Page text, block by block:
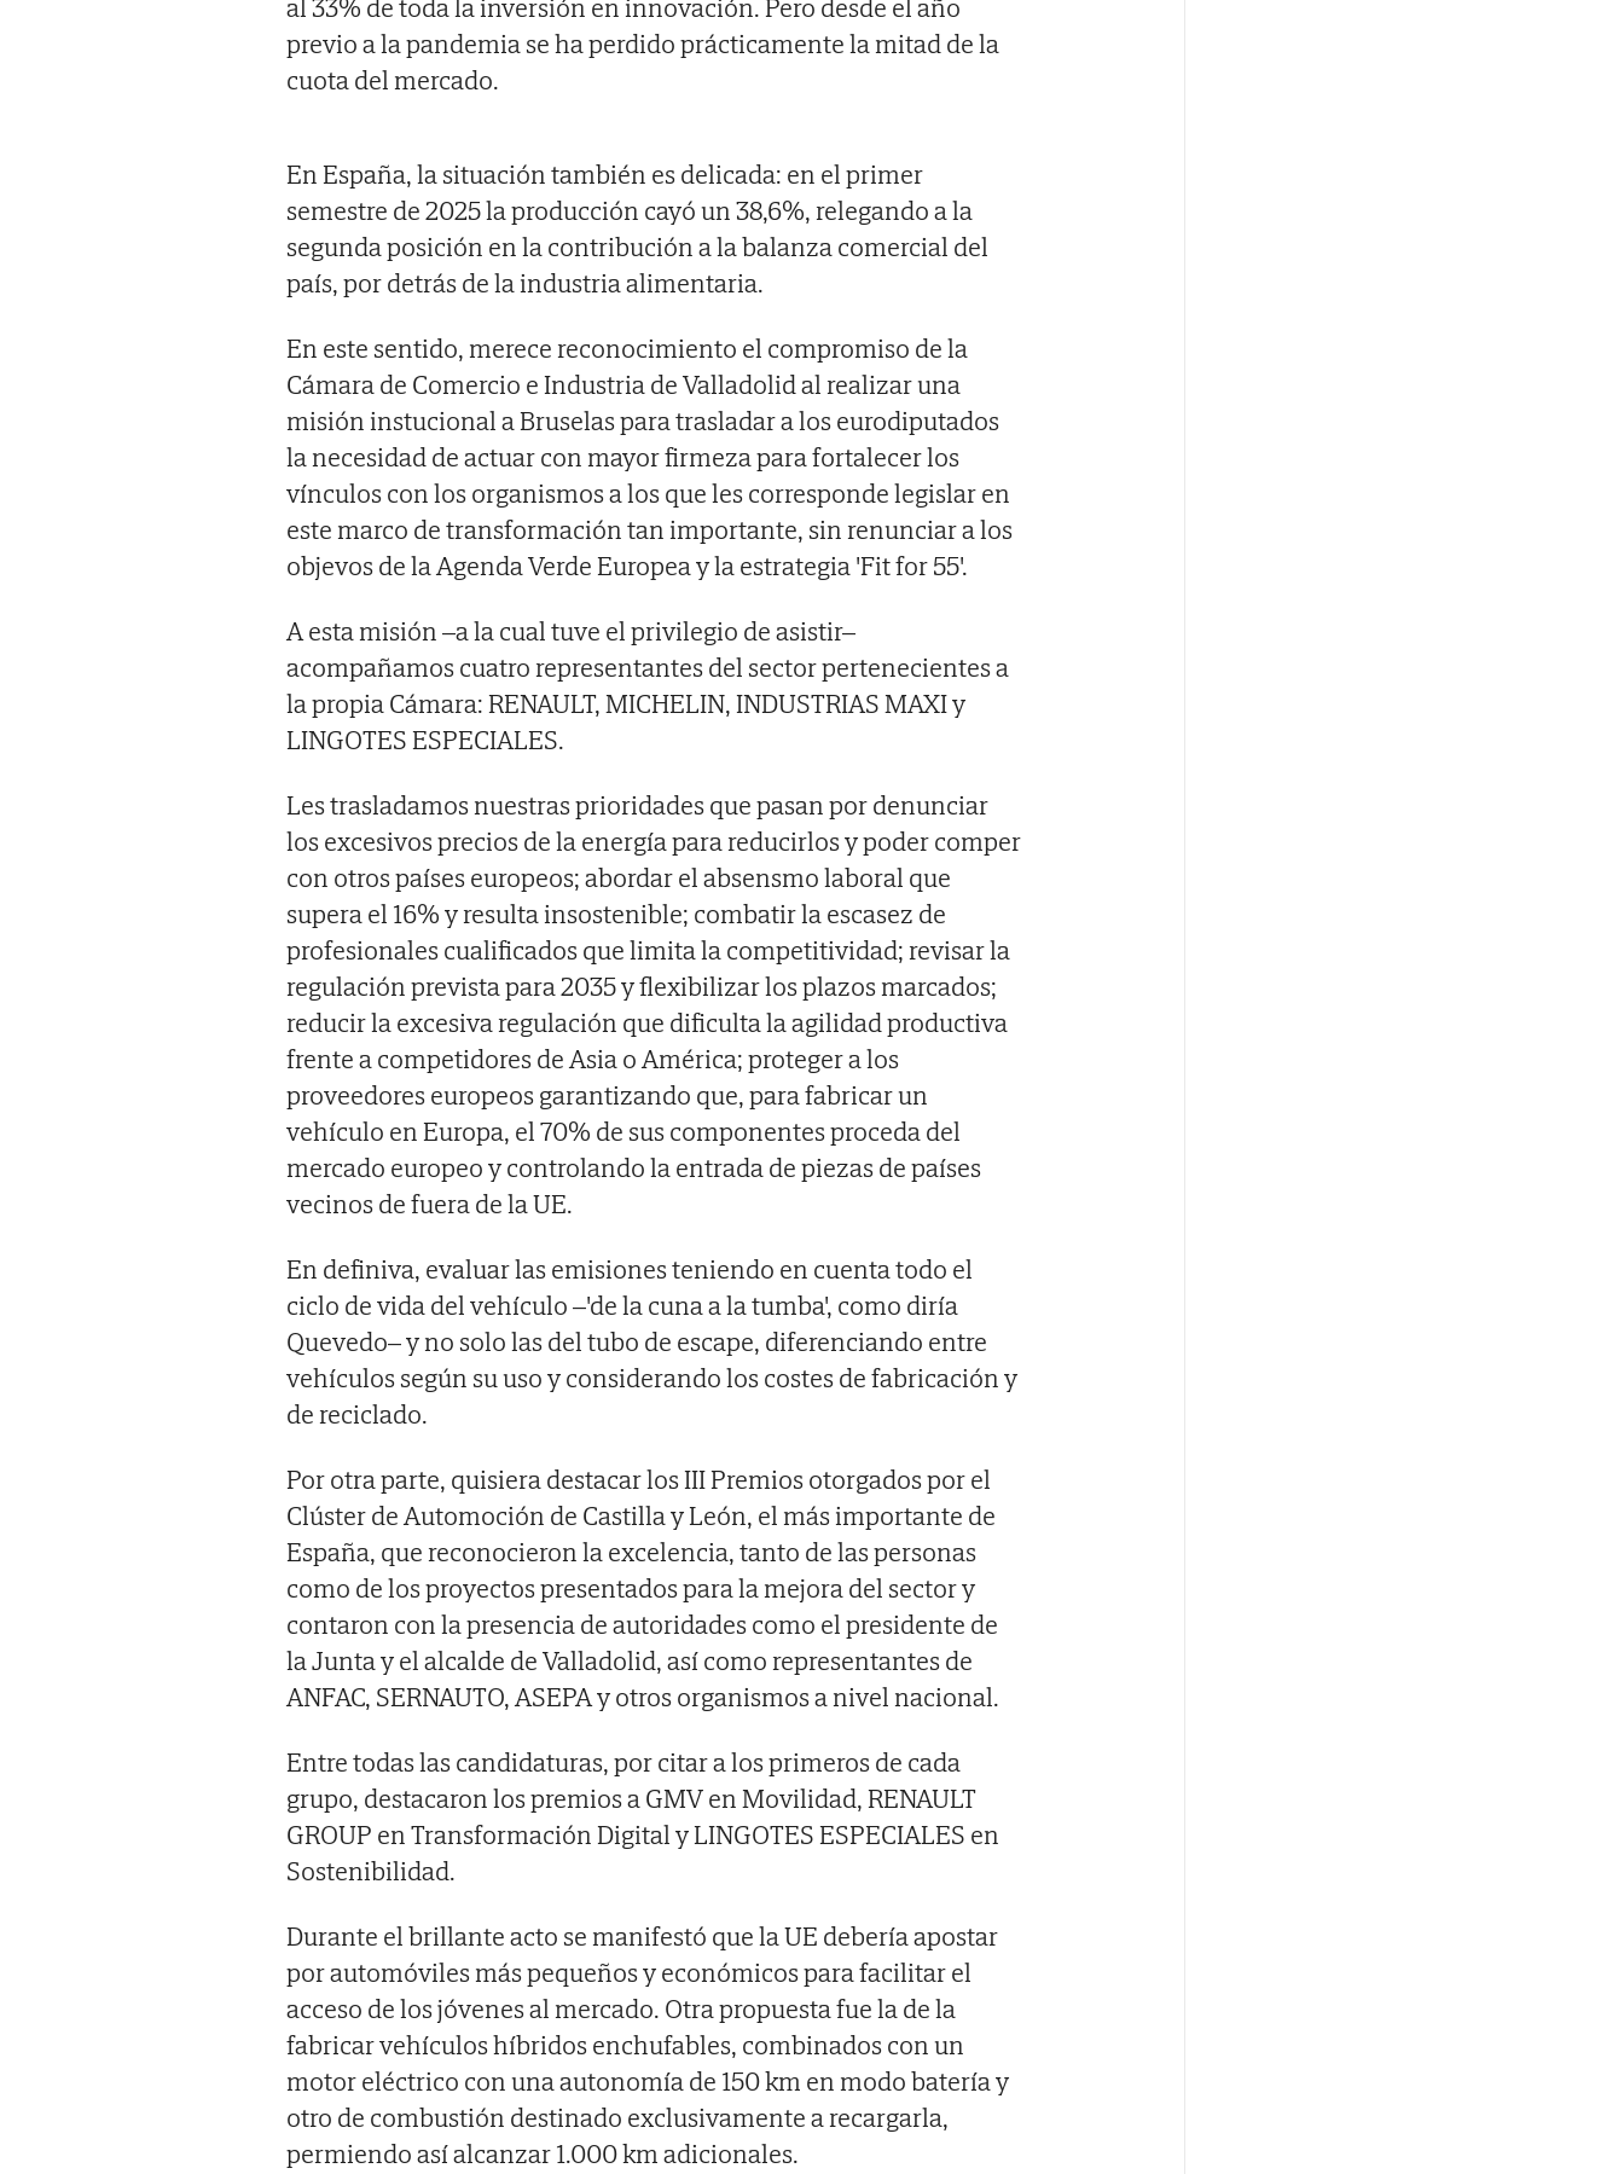
al 33% de toda la inversión en innovación. Pero desde el año
previo a la pandemia se ha perdido prácticamente la mitad de la
cuota del mercado.
En España, la situación también es delicada: en el primer
semestre de 2025 la producción cayó un 38,6%, relegando a la
segunda posición en la contribución a la balanza comercial del
país, por detrás de la industria alimentaria.
En este sentido, merece reconocimiento el compromiso de la
Cámara de Comercio e Industria de Valladolid al realizar una
misión instucional a Bruselas para trasladar a los eurodiputados
la necesidad de actuar con mayor firmeza para fortalecer los
vínculos con los organismos a los que les corresponde legislar en
este marco de transformación tan importante, sin renunciar a los
objevos de la Agenda Verde Europea y la estrategia 'Fit for 55'.
A esta misión –a la cual tuve el privilegio de asistir–
acompañamos cuatro representantes del sector pertenecientes a
la propia Cámara: RENAULT, MICHELIN, INDUSTRIAS MAXI y
LINGOTES ESPECIALES.
Les trasladamos nuestras prioridades que pasan por denunciar
los excesivos precios de la energía para reducirlos y poder comper
con otros países europeos; abordar el absensmo laboral que
supera el 16% y resulta insostenible; combatir la escasez de
profesionales cualificados que limita la competitividad; revisar la
regulación prevista para 2035 y flexibilizar los plazos marcados;
reducir la excesiva regulación que dificulta la agilidad productiva
frente a competidores de Asia o América; proteger a los
proveedores europeos garantizando que, para fabricar un
vehículo en Europa, el 70% de sus componentes proceda del
mercado europeo y controlando la entrada de piezas de países
vecinos de fuera de la UE.
En definiva, evaluar las emisiones teniendo en cuenta todo el
ciclo de vida del vehículo –'de la cuna a la tumba', como diría
Quevedo– y no solo las del tubo de escape, diferenciando entre
vehículos según su uso y considerando los costes de fabricación y
de reciclado.
Por otra parte, quisiera destacar los III Premios otorgados por el
Clúster de Automoción de Castilla y León, el más importante de
España, que reconocieron la excelencia, tanto de las personas
como de los proyectos presentados para la mejora del sector y
contaron con la presencia de autoridades como el presidente de
la Junta y el alcalde de Valladolid, así como representantes de
ANFAC, SERNAUTO, ASEPA y otros organismos a nivel nacional.
Entre todas las candidaturas, por citar a los primeros de cada
grupo, destacaron los premios a GMV en Movilidad, RENAULT
GROUP en Transformación Digital y LINGOTES ESPECIALES en
Sostenibilidad.
Durante el brillante acto se manifestó que la UE debería apostar
por automóviles más pequeños y económicos para facilitar el
acceso de los jóvenes al mercado. Otra propuesta fue la de la
fabricar vehículos híbridos enchufables, combinados con un
motor eléctrico con una autonomía de 150 km en modo batería y
otro de combustión destinado exclusivamente a recargarla,
permiendo así alcanzar 1.000 km adicionales.